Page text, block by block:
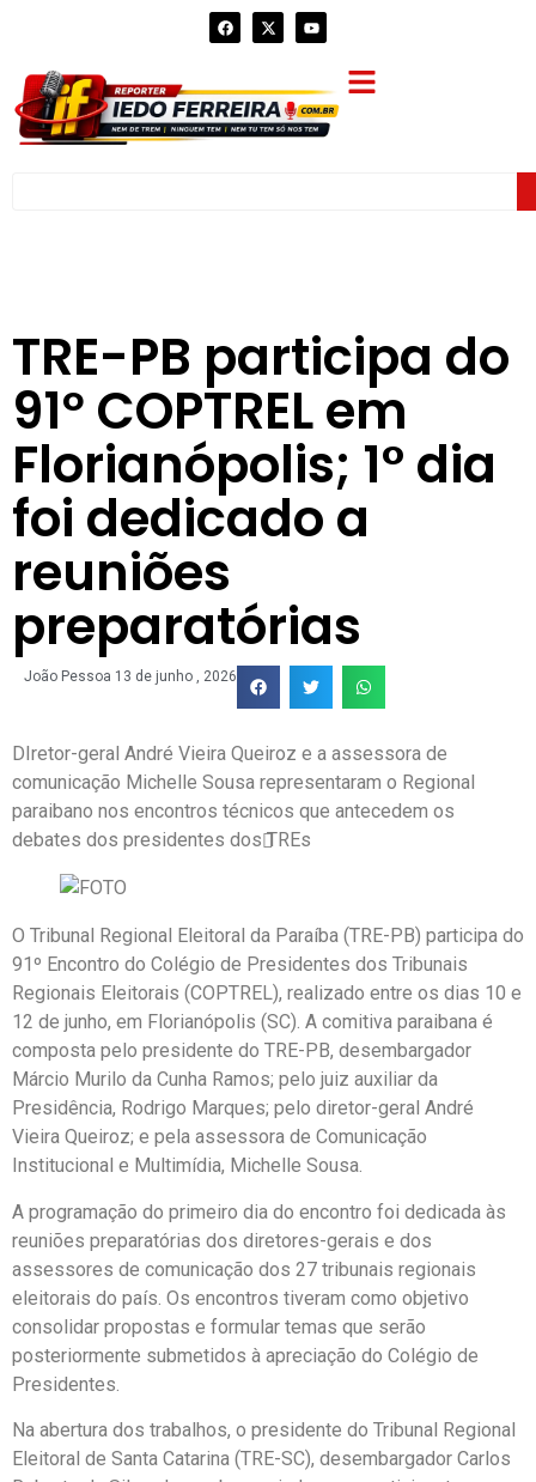
TRE-PB participa do
91º COPTREL em
Florianópolis; 1° dia
foi dedicado a
reuniões
preparatórias
João Pessoa 13 de junho , 2026
DIretor-geral André Vieira Queiroz e a assessora de
comunicação Michelle Sousa representaram o Regional
paraibano nos encontros técnicos que antecedem os
debates dos presidentes dos TREs
O Tribunal Regional Eleitoral da Paraíba (TRE-PB) participa do
91º Encontro do Colégio de Presidentes dos Tribunais
Regionais Eleitorais (COPTREL), realizado entre os dias 10 e
12 de junho, em Florianópolis (SC). A comitiva paraibana é
composta pelo presidente do TRE-PB, desembargador
Márcio Murilo da Cunha Ramos; pelo juiz auxiliar da
Presidência, Rodrigo Marques; pelo diretor-geral André
Vieira Queiroz; e pela assessora de Comunicação
Institucional e Multimídia, Michelle Sousa.
A programação do primeiro dia do encontro foi dedicada às
reuniões preparatórias dos diretores-gerais e dos
assessores de comunicação dos 27 tribunais regionais
eleitorais do país. Os encontros tiveram como objetivo
consolidar propostas e formular temas que serão
posteriormente submetidos à apreciação do Colégio de
Presidentes.
Na abertura dos trabalhos, o presidente do Tribunal Regional
Eleitoral de Santa Catarina (TRE-SC), desembargador Carlos